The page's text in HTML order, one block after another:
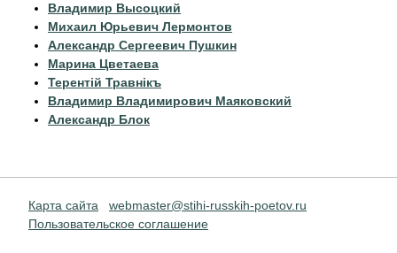
Владимир Высоцкий
Михаил Юрьевич Лермонтов
Александр Сергеевич Пушкин
Марина Цветаева
Терентiй Травнiкъ
Владимир Владимирович Маяковский
Александр Блок
Карта сайта
webmaster@stihi-russkih-poetov.ru
Пользовательское соглашение